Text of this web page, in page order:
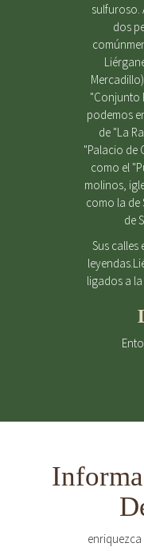
sulfuroso.
dos
"Conjunto
podemos
de "La
"Palacio de
como el
molinos,
como la de
de
Sus calles
ligados a